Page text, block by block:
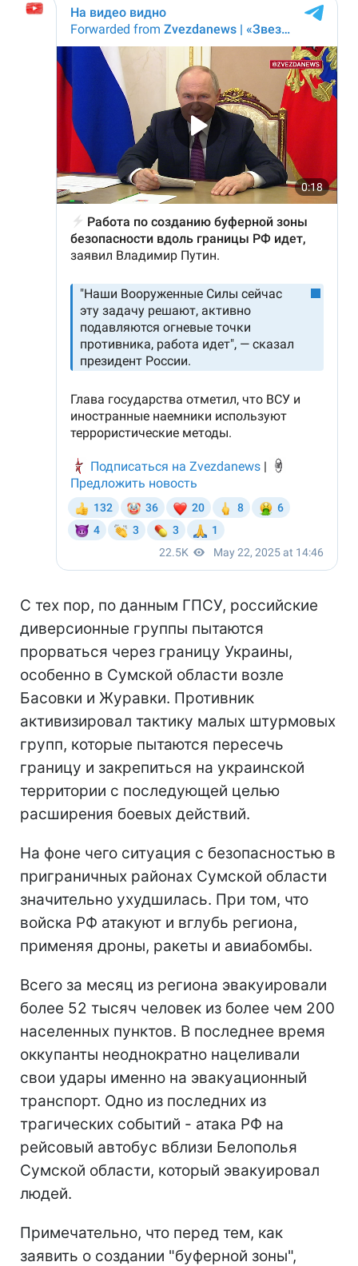
С тех пор, по данным ГПСУ, российские
диверсионные группы пытаются
прорваться через границу Украины,
особенно в Сумской области возле
Басовки и Журавки. Противник
активизировал тактику малых штурмовых
групп, которые пытаются пересечь
границу и закрепиться на украинской
территории с последующей целью
расширения боевых действий.
На фоне чего ситуация с безопасностью в
приграничных районах Сумской области
значительно ухудшилась. При том, что
войска РФ атакуют и вглубь региона,
применяя дроны, ракеты и авиабомбы.
Всего за месяц из региона эвакуировали
более 52 тысяч человек из более чем 200
населенных пунктов. В последнее время
оккупанты неоднократно нацеливали
свои удары именно на эвакуационный
транспорт. Одно из последних из
трагических событий - атака РФ на
рейсовый автобус вблизи Белополья
Сумской области, который эвакуировал
людей.
Примечательно, что перед тем, как
заявить о создании "буферной зоны",